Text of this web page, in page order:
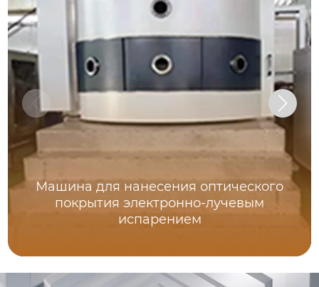
Машина для нанесения оптического
покрытия электронно-лучевым
испарением